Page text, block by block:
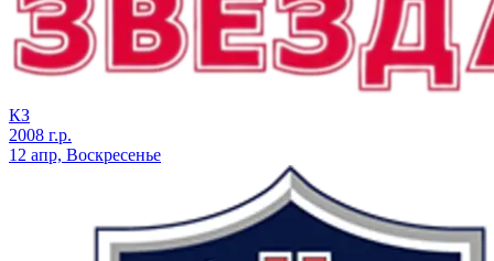
КЗ
2008 г.р.
12 апр, Воскресенье